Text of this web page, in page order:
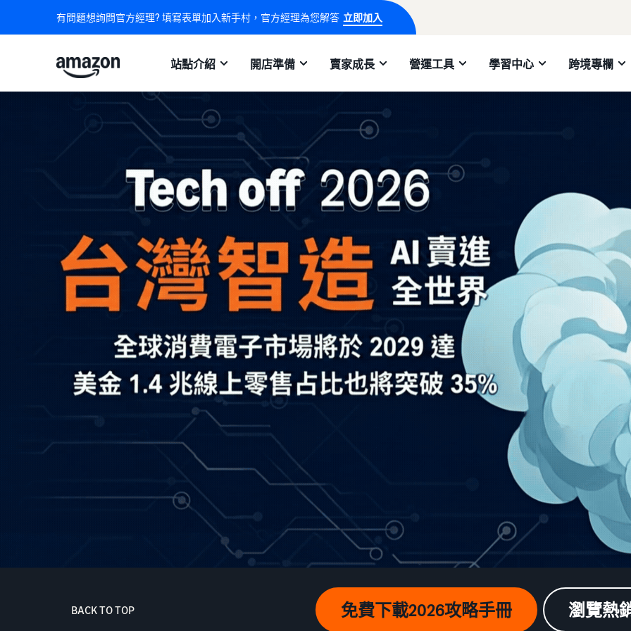
有問題想詢問官方經理? 填寫表單加入新手村，官方經理為您解答 立即加入
站點介紹 開店準備 賣家成長 營運工具 學習中心 跨境專欄
BACK TO TOP 免費下載2026攻略手冊 瀏覽熱